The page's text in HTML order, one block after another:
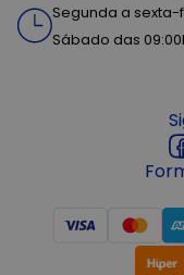
Segunda a sexta-
Sábado das